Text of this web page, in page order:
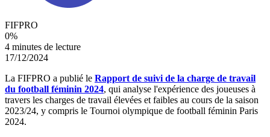
FIFPRO
0%
4 minutes de lecture
17/12/2024
La FIFPRO a publié le Rapport de suivi de la charge de travail
du football féminin 2024, qui analyse l'expérience des joueuses à
travers les charges de travail élevées et faibles au cours de la saison
2023/24, y compris le Tournoi olympique de football féminin Paris
2024.